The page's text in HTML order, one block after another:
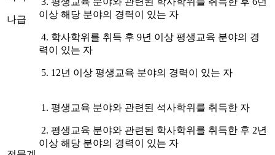
나급
이상 해당 분야의 경력이 있는 자
4. 학사학위를 취득 후 9년 이상 평생교육 분야의 경
력이 있는 자
5. 12년 이상 평생교육 분야의 경력이 있는 자
1. 평생교육 분야와 관련된 석사학위를 취득한 자
2. 평생교육 분야와 관련된 학사학위를 취득한 후 2년
이상 해당 분야의 경력이 있는 자